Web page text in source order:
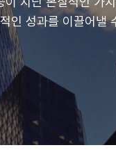
인 성과를 이끌어낼